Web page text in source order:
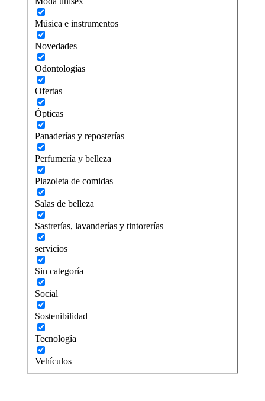
Música e instrumentos
Novedades
Odontologías
Ofertas
Ópticas
Panaderías y reposterías
Perfumería y belleza
Plazoleta de comidas
Salas de belleza
Sastrerías, lavanderías y tintorerías
servicios
Sin categoría
Social
Sostenibilidad
Tecnología
Vehículos